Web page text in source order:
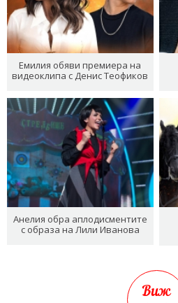
Емилия обяви премиера на
видеоклипа с Денис Теофиков
Анелия обра аплодисментите
с образа на Лили Иванова
Виж